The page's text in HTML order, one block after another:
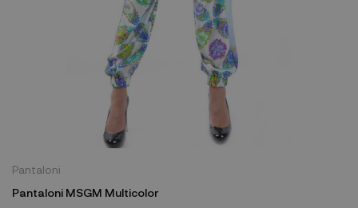
Pantaloni
Pantaloni MSGM Multicolor